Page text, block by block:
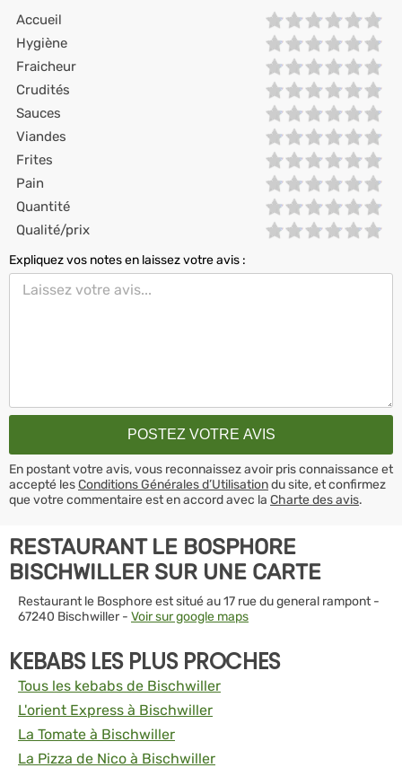
Accueil
Hygiène
Fraicheur
Crudités
Sauces
Viandes
Frites
Pain
Quantité
Qualité/prix
Expliquez vos notes en laissez votre avis :
En postant votre avis, vous reconnaissez avoir pris connaissance et
accepté lesConditions Générales d’Utilisationdu site, et confirmez
que votre commentaire est en accord avec la Charte des avis.
RESTAURANT LE BOSPHORE
BISCHWILLER SUR UNE CARTE
Restaurant le Bosphore est situé au 17 rue du general rampont -
67240 Bischwiller - Voir sur google maps
KEBABS LES PLUS PROCHES
Tous les kebabs de Bischwiller
L'orient Express à Bischwiller
La Tomate à Bischwiller
La Pizza de Nico à Bischwiller